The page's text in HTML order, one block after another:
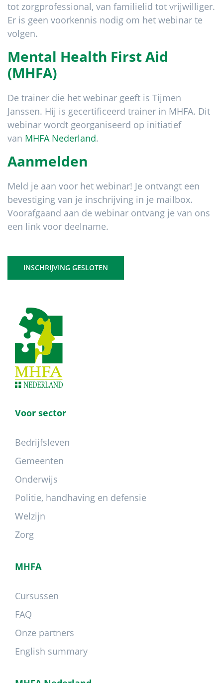
tot zorgprofessional, van familielid tot vrijwilliger.
Er is geen voorkennis nodig om het webinar te
volgen.
Mental Health First Aid
(MHFA)
De trainer die het webinar geeft is Tijmen
Janssen. Hij is gecertificeerd trainer in MHFA. Dit
webinar wordt georganiseerd op initiatief
van MHFA Nederland.
Aanmelden
Meld je aan voor het webinar! Je ontvangt een
bevestiging van je inschrijving in je mailbox.
Voorafgaand aan de webinar ontvang je van ons
een link voor deelname.
INSCHRIJVING GESLOTEN
Footer
Voor sector
Bedrijfsleven
Gemeenten
Onderwijs
Politie, handhaving en defensie
Welzijn
Zorg
MHFA
Cursussen
FAQ
Onze partners
English summary